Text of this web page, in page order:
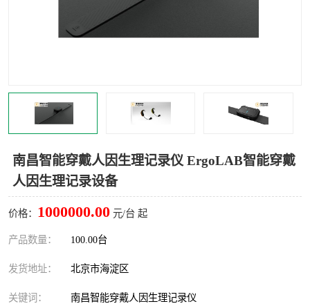
南昌智能穿戴人因生理记录仪 ErgoLAB智能穿戴
人因生理记录设备
价格： 1000000.00 元/台 起
产品数量： 100.00台
发货地址： 北京市海淀区
关键词： 南昌智能穿戴人因生理记录仪
神经营销与消费行为实验